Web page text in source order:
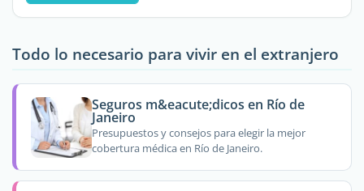
Todo lo necesario para vivir en el extranjero
Seguros m&eacute;dicos en Río de
Janeiro
Presupuestos y consejos para elegir la mejor
cobertura médica en Río de Janeiro.